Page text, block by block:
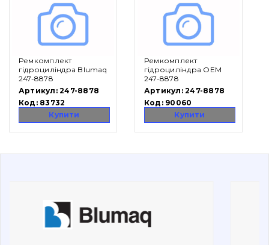
Вакансії
Каталог
Фільтри та мастильні матеріали
Ходова частина
Ножі, ріжучі кромки
Захист (ковша, адаптера)
Ремкомплект
гідроциліндра Blumaq
247-8878
Артикул:247-8878
Код: 83732
Купити
Ремкомплект
гідроциліндра OEM
247-8878
Артикул:247-8878
Код: 90060
Купити